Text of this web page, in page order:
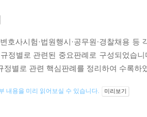
호사시험·법원행시·공무원·경찰채용
정별로 관련된 중요판례로 구성되었습
정별로 관련 핵심판례를 정리하여 수록
내용을 미리 읽어보실 수 있습니다. 미리보기